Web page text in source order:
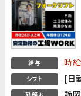
給与 時
シフト [日